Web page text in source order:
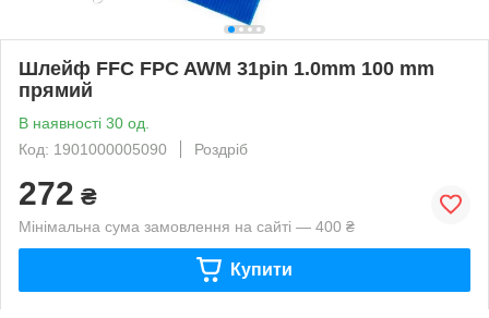
Шлейф FFC FPC AWM 31pin 1.0mm 100 mm
прямий
В наявності 30 од.
Код: 1901000005090
Роздріб
272 ₴
Мінімальна сума замовлення на сайті — 400 ₴
Купити